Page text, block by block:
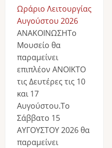
Ωράριο Λειτουργίας
Αυγούστου 2026
ΑΝΑΚΟΙΝΩΣΗΤο
Μουσείο θα
παραμείνει
επιπλέον ΑΝΟΙΚΤΟ
τις Δευτέρες τις 10
και 17
Αυγούστου.Το
Σάββατο 15
ΑΥΓΟΥΣΤΟΥ 2026 θα
παραμείνει